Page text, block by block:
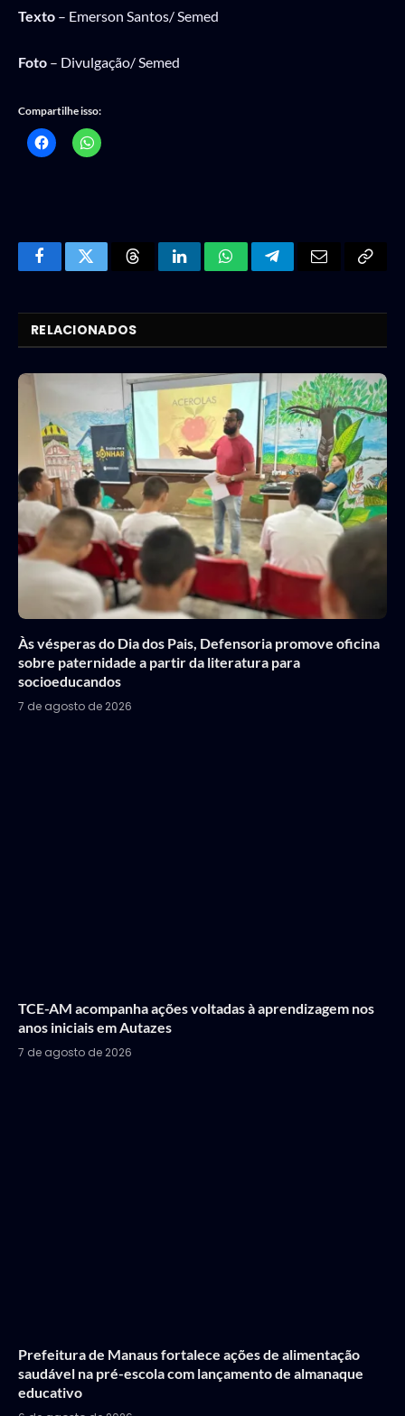
Texto – Emerson Santos/ Semed
Foto – Divulgação/ Semed
Compartilhe isso:
FacebookTwitterThreadsLinkedInWhatsAppTelegramEmail
Copy
RELACIONADOS
Às vésperas do Dia dos Pais, Defensoria promove oficina
sobre paternidade a partir da literatura para
socioeducandos
7 de agosto de 2026
TCE-AM acompanha ações voltadas à aprendizagem nos
anos iniciais em Autazes
7 de agosto de 2026
Prefeitura de Manaus fortalece ações de alimentação
saudável na pré-escola com lançamento de almanaque
educativo